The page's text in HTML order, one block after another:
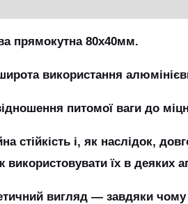
прямокутна 80х40мм.
використання
питомої ваги до
стійкість і, як наслідок,
використовувати їх в деяких
вигляд ― завдяки чому